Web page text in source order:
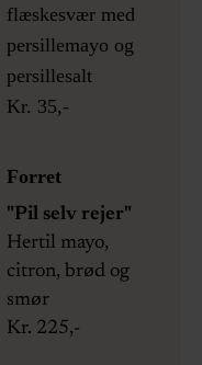
flæskesvær med
persillemayo og
persillesalt
Kr. 35,-
Forret
"Pil selv rejer"
Hertil mayo,
citron, brød og
smør
Kr. 225,-